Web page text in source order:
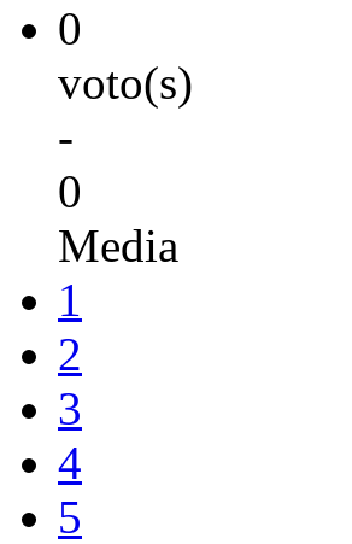
0
voto(s)
-
0
Media
1
2
3
4
5